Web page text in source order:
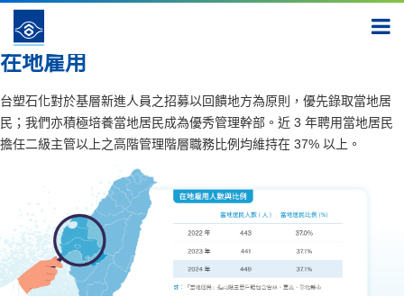
建立 安全新福祉
在地雇用
台塑石化對於基層新進人員之招募以回饋地方為原則，優先錄取當地居
民；我們亦積極培養當地居民成為優秀管理幹部。近 3 年聘用當地居民
擔任二級主管以上之高階管理階層職務比例均維持在 37% 以上。